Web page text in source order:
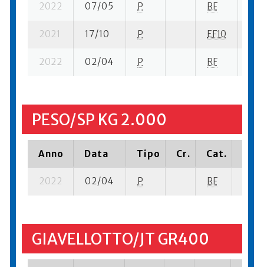
2022 07/05 P RF
2021 17/10 P EF10
2022 02/04 P RF
PESO/SP KG 2.000
Anno Data Tipo Cr. Cat.
2022 02/04 P RF
GIAVELLOTTO/JT GR400